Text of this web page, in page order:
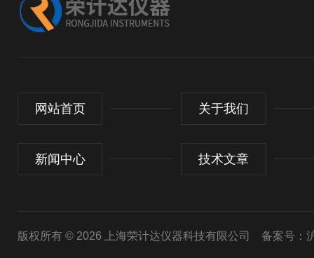
网站首页 关于我们
新闻中心 技术文章
版权所有 © 2026 上海荣计达仪器科技有限公司 备案号：